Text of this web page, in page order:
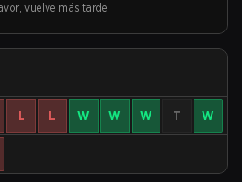
vuelve más tarde
L L W W W T W